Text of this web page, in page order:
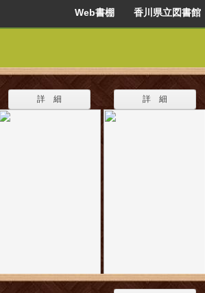
Web書棚 香川県立図書館
詳 細 詳 細